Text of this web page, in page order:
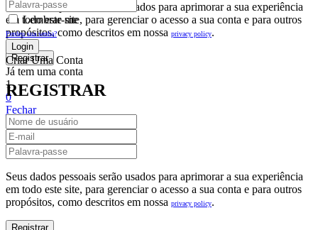
Seus dados pessoais serão usados para aprimorar a sua experiência
em todo este site, para gerenciar o acesso a sua conta e para outros
propósitos, como descritos em nossa privacy policy.
Já tem uma conta
1
0
Fechar
Carrinho De Compras(0)
No products in the cart.
Lembrar-me
Perdeu sua senha?
Criar Uma Conta
REGISTRAR
Seus dados pessoais serão usados para aprimorar a sua experiência
em todo este site, para gerenciar o acesso a sua conta e para outros
propósitos, como descritos em nossa privacy policy.